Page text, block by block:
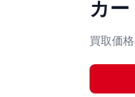
カ
買取価